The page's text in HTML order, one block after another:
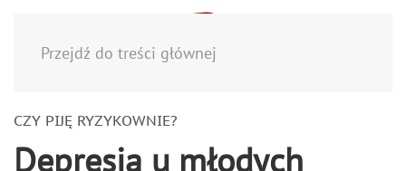
Przejdź do treści głównej
CZY PIJĘ RYZYKOWNIE?
Depresja u młodych